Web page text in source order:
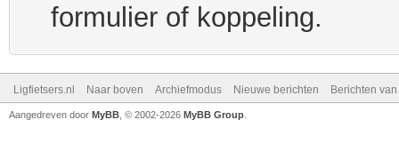
formulier of koppeling.
Ligfietsers.nl Naar boven Archiefmodus Nieuwe berichten Berichten
Aangedreven door MyBB , © 2002-2026 MyBB Group